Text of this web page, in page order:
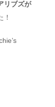
リブズが
！